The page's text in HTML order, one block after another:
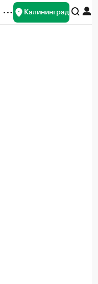
Калининград